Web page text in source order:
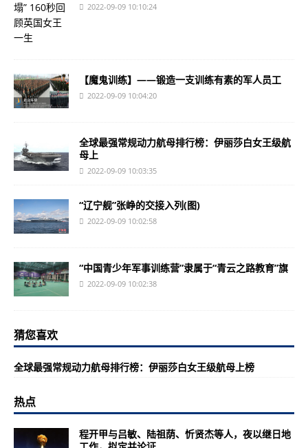
2022-09-09 10:10:24
【魔鬼训练】——锻造一支训练有素的军人员工
2022-09-09 10:04:20
全球最强常规动力航母排行榜：伊丽莎白女王级航
母上
2022-09-09 10:03:35
“辽宁舰”张峥的交接入列(图)
2022-09-09 10:02:58
“中国青少年军事训练营”隶属于“青云之路教育”旗
2022-09-09 10:02:38
猜您喜欢
全球最强常规动力航母排行榜：伊丽莎白女王级航母上榜
热点
程开甲与吕敏、陆祖荫、忻贤杰等人，夜以继日地